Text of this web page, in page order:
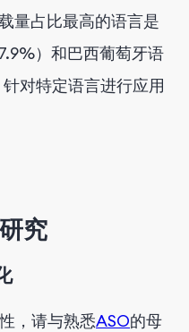
量占比最高的语言是
）和巴西葡萄牙语
对特定语言进行应用
究
，请与熟悉ASO的母